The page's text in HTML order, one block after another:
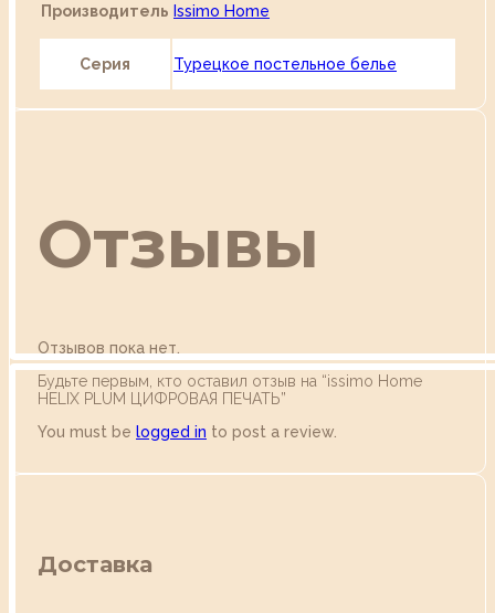
Производитель Issimo Home
Серия Турецкое постельное белье
Отзывы
Отзывов пока нет.
Будьте первым, кто оставил отзыв на “issimo Home
HELIX PLUM ЦИФРОВАЯ ПЕЧАТЬ”
You must be logged in to post a review.
Доставка